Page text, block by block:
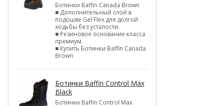
Ботинки Baffin Canada Brown
■ Дополнительный слой в
подошве Gel Flex для долгой
ходьбы без усталости.
■ Резиновое основание класса
премиум.
■ Купить Ботинки Baffin Canada
Brown
Ботинки Baffin Control Max
Black
Ботинки Baffin Control Max